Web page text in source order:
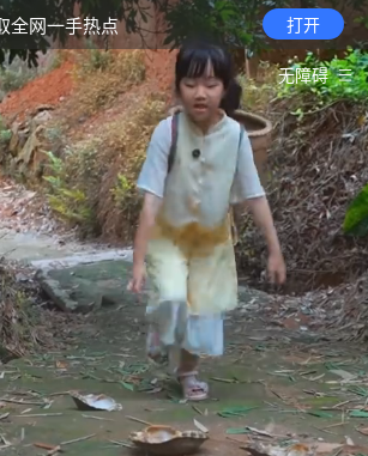
全网一手热点 打开
无障碍